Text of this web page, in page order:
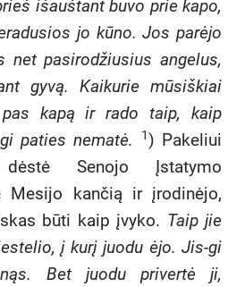
išauštant buvo prie kapo,
jo kūno. Jos parėjo
net pasirodžiusius angelus,
gyvą. Kaikurie mūsiškiai
kapą ir rado taip, kaip
paties nematė.
1) Pakeliui
Senojo Įstatymo
Mesijo kančią ir įrodinėjo,
būti kaip įvyko. Taip jie
į kurį juodu ėjo. Jis-gi
Bet juodu privertė ji,